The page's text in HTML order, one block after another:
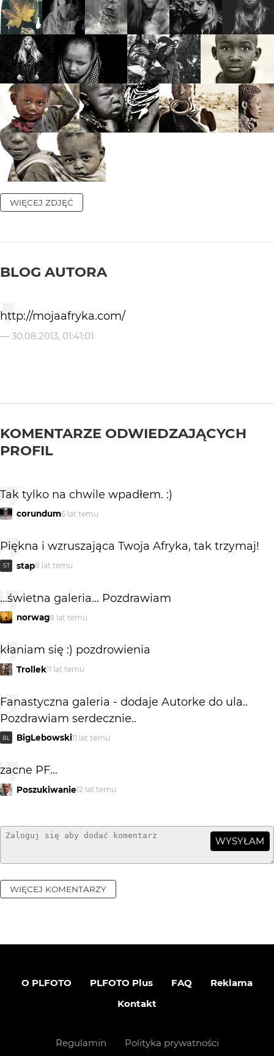
WIĘCEJ ZDJĘĆ
BLOG AUTORA
http://mojaafryka.com/
— 30.08.2013, 01:41:01
KOMENTARZE ODWIEDZAJĄCYCH
PROFIL
Tak tylko na chwile wpadłem. :)
corundum6 lat temu
Piękna i wzruszająca Twoja Afryka, tak trzymaj!
ST stap8 lat temu
...świetna galeria... Pozdrawiam
norwag8 lat temu
kłaniam się :) pozdrowienia
Trollek11 lat temu
Fanastyczna galeria - dodaje Autorke do ula..
Pozdrawiam serdecznie..
BL BigLebowski11 lat temu
zacne PF...
Poszukiwanie12 lat temu
WYSYŁAM
WIĘCEJ KOMENTARZY
O PLFOTO PLFOTO Plus FAQ
Reklama
Kontakt
Regulamin Polityka prywatności